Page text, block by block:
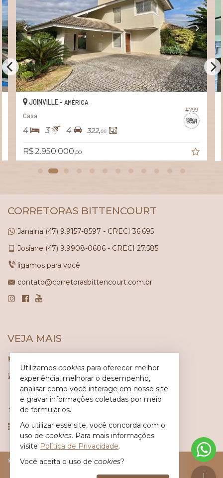
#799
JOINVILLE - AMÉRICA
Casa
4 3 4 322,00
R$ 2.950.000,00
CORRETORAS BITTENCOURT
Janaina (47) 9.9157-8597 - CRECI 36.695
Josiane (47) 9.9908-0606 - CRECI 27.585
ligamos para você
contato@corretorasbittencourt.com.br
VEJA MAIS
indicadores financeiros
cadastre seu imóvel
imóveis favoritos
mapa de imóveis
© 2026 CRECI/SC 6.617-J Política de Privacidade
Utilizamos cookies para oferecer melhor
experiência, melhorar o desempenho,
analisar como você interage em nosso site
e gravar informações coletadas por meio
de formulários.
Ao utilizar esse site, você concorda com o
uso de cookies. Para mais informações
visite Política de Privacidade.
Você aceita o uso de cookies?